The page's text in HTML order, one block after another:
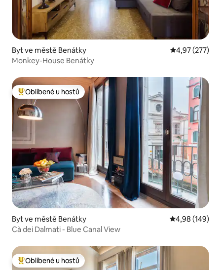
Byt ve městě Benátky Průměrné
4,97 (277)
Monkey-House Benátky
Nejlepší v kategorii Oblíbené u hostů
Oblíbené u hostů
Byt ve městě Benátky Průměrné
4,98 (149)
Cà dei Dalmati - Blue Canal View
Nejlepší v kategorii Oblíbené u hostů
Oblíbené u hostů